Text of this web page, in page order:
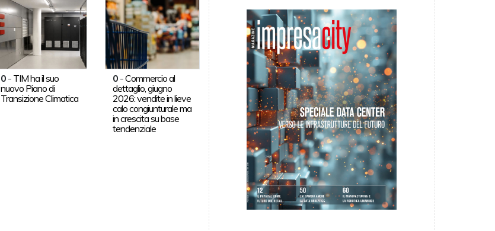
0- TIM ha il suo
nuovo Piano di
Transizione Climatica
0 -Commercio al
dettaglio, giugno
2026: vendite in lieve
calo congiunturale ma
in crescita su base
tendenziale